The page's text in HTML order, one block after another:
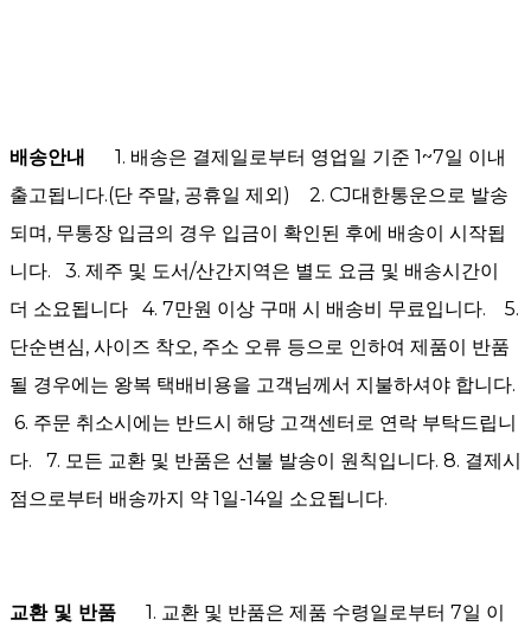
배송안내 1. 배송은 결제일로부터 영업일 기준 1~7일 이내
출고됩니다.(단 주말, 공휴일 제외) 2. CJ대한통운으로 발송
되며, 무통장 입금의 경우 입금이 확인된 후에 배송이 시작됩
니다. 3. 제주 및 도서/산간지역은 별도 요금 및 배송시간이
더 소요됩니다 4. 7만원 이상 구매 시 배송비 무료입니다. 5.
단순변심, 사이즈 착오, 주소 오류 등으로 인하여 제품이 반품
될 경우에는 왕복 택배비용을 고객님께서 지불하셔야 합니다.
6. 주문 취소시에는 반드시 해당 고객센터로 연락 부탁드립니
다. 7. 모든 교환 및 반품은 선불 발송이 원칙입니다. 8. 결제시
점으로부터 배송까지 약 1일-14일 소요됩니다.
교환 및 반품 1. 교환 및 반품은 제품 수령일로부터 7일 이